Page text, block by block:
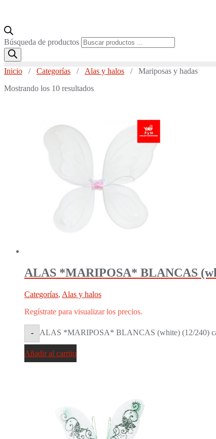
Búsqueda de productos
Inicio / Categorías / Alas y halos / Mariposas y hadas
Mostrando los 10 resultados
ALAS *MARIPOSA* BLANCAS
Categorías, Alas y halos
Regístrate para visualizar los precios.
- ALAS *MARIPOSA* BLANCAS (white) (12/240)
Añadir al carrito